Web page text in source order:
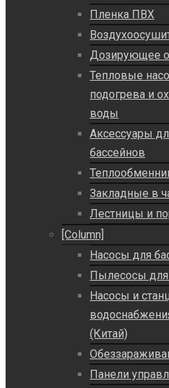
Пленка ПВХ
Дозирующее
Тепловые
подогрева и
воды
Аксессуары
бассейнов
Закладные в
Лестницы и
[Column]
Насосы для
Пылесосы для
Насосы и
(Китай)
Панели